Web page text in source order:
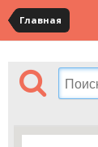
Главная